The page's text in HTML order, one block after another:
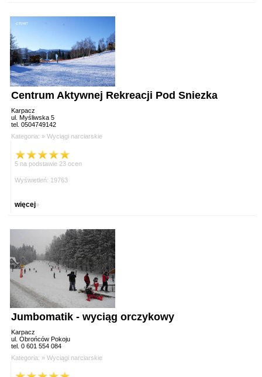
Centrum Aktywnej Rekreacji Pod Sniezka
Karpacz
ul. Myśliwska 5
tel. 0504749142
Kategoria: » Wyciągi narciarskie
5 na podstawie 23 ocen
Wyświetleń: 19763
więcej»
Jumbomatik - wyciąg orczykowy
Karpacz
ul. Obrońców Pokoju
tel. 0 601 554 084
Kategoria: » Wyciągi narciarskie